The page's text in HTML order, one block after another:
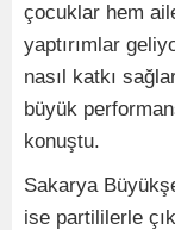
çocuklar hem
yaptırımlar
nasıl katkı
büyük
konuştu.
Sakarya
ise partililerle